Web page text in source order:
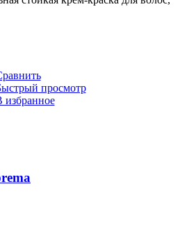
просмотр
избранное